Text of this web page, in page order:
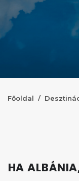
Főoldal
HA